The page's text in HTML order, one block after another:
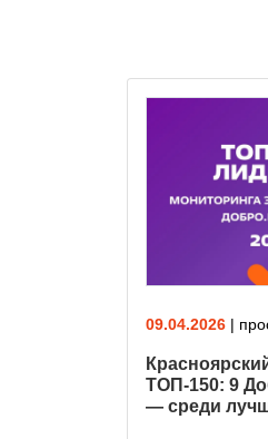
09.04.2026 |
ТОП-150: 9
— среди